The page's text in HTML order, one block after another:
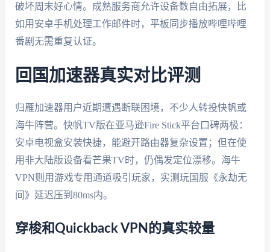
破坏周末好心情。成熟服务商允许设备数自由拓展，比
如用安卓手机处理工作邮件时，平板同步播放哔哩哔哩
番剧无需重复认证。
回国加速器真实对比评测
归雁加速器用户近期遭遇断联困境，不少人转投快帆或
海牛阵营。快帆TV版在亚马逊Fire Stick平台口碑两极：
安卓电视盒安装快捷，能避开路由器复杂设置；但在使
用非大陆版设备看芒果TV时，仍偶发定位漂移。海牛
VPN则用游戏专用通道吸引玩家，实测玩国服《永劫无
间》延迟压到80ms内。
穿梭和Quickback VPN的真实较量